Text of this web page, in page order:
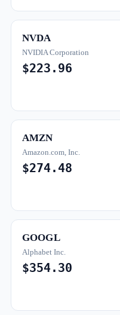
NVDA
NVIDIA Corporation
$223.96
AMZN
Amazon.com, Inc.
$274.48
GOOGL
Alphabet Inc.
$354.30